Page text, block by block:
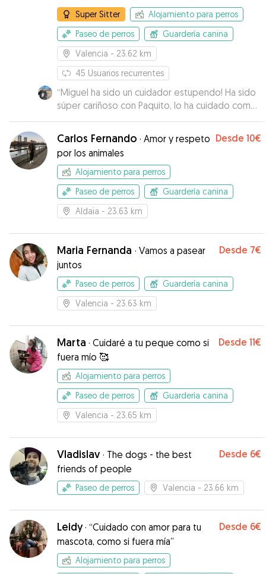
Super Sitter
Alojamiento para perros
Paseo de perros
Guardería canina
Valencia - 23.62 km
45 Usuarios recurrentes
“Miguel ha sido un cuidador estupendo! Ha sido
súper cariñoso con Paquito, lo ha cuidado como
si fuese su perrito y le ha estado dando mimos y
cuidados durante su estancia, así que Paco ha
podido disfrutar también de unas vacaciones
con paseos por la playa, tiempo libre en la
naturaleza. Además me ha mandado un montón
de vídeos y fotos para ver como estaba el
perrito! :)”
Carlos Fernando · Amor y respeto
por los animales
Desde 10€
Alojamiento para perros
Paseo de perros
Guardería canina
Aldaia - 23.63 km
Maria Fernanda · Vamos a pasear
juntos
Desde 7€
Paseo de perros
Guardería canina
Valencia - 23.63 km
Marta · Cuidaré a tu peque como si
fuera mío 🥰
Desde 11€
Alojamiento para perros
Paseo de perros
Guardería canina
Valencia - 23.65 km
Vladislav · The dogs - the best
friends of people
Desde 6€
Paseo de perros Valencia - 23.66 km
Leidy· “Cuidado con amor para tu
mascota, como si fuera mía”
Desde 6€
Alojamiento para perros